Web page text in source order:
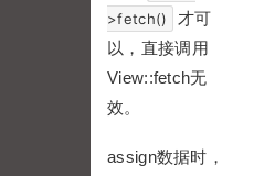
>fetch()
才可
以，直接调用
View::fetch无
效。
assign数据时，